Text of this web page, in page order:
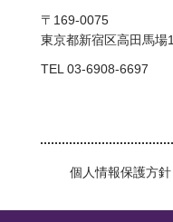
〒169-0075
東京都新宿区高田馬
TEL 03-6908-6697
個人情報保護方針